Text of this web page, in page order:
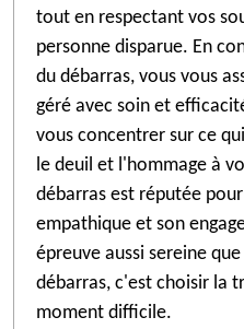
tout en respectant vos
personne disparue. En
du débarras, vous vous
géré avec soin et
vous concentrer sur ce
le deuil et l'hommage à
débarras est réputée
empathique et son
épreuve aussi sereine
débarras, c'est choisir la
moment difficile.